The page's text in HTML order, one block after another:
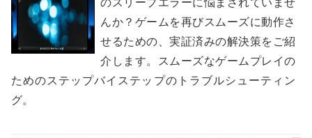
んか？ゲームを再びスムーズに動作さ
せるための、実証済みの解決策をご紹
介します。スムーズなゲームプレイの
ためのステップバイステップのトラブルシューティン
グ。